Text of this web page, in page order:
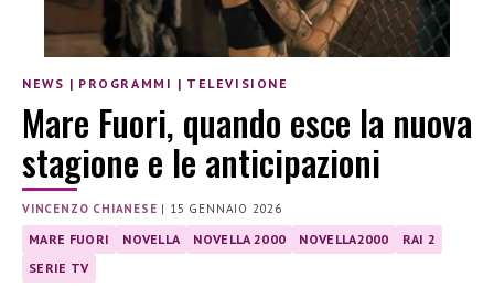
NEWS | PROGRAMMI | TELEVISIONE
Mare Fuori, quando esce la nuova
stagione e le anticipazioni
VINCENZO CHIANESE | 15 GENNAIO 2026
MARE FUORI NOVELLA NOVELLA 2000 NOVELLA2000
RAI 2
SERIE TV